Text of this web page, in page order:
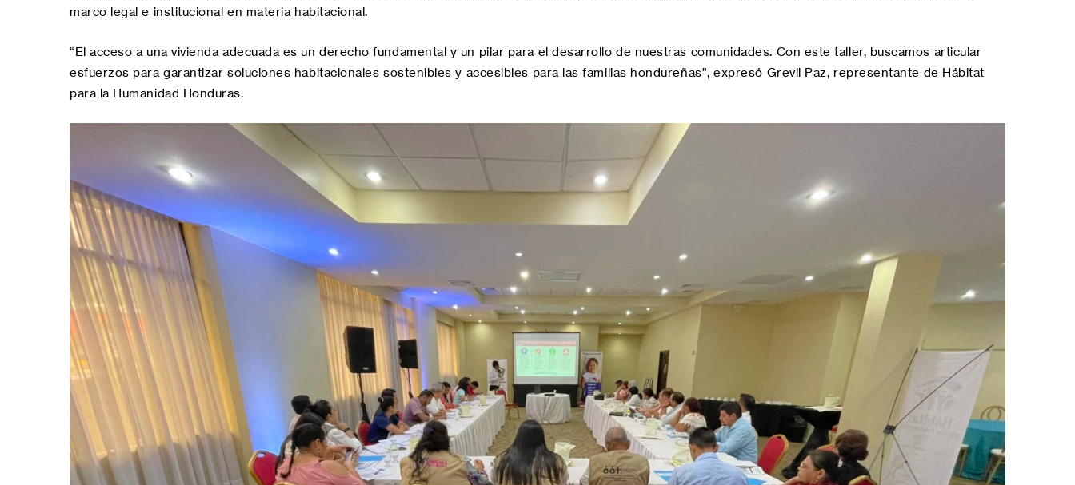
marco legal e institucional en materia habitacional.
“El acceso a una vivienda adecuada es un derecho fundamental y un pilar para el desarrollo de nuestras comunidades. Con este taller, buscamos articular
esfuerzos para garantizar soluciones habitacionales sostenibles y accesibles para las familias hondureñas”, expresó Grevil Paz, representante de Hábitat
para la Humanidad Honduras.